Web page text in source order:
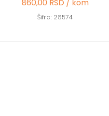
860,00 RSD / kom
Šifra: 26574